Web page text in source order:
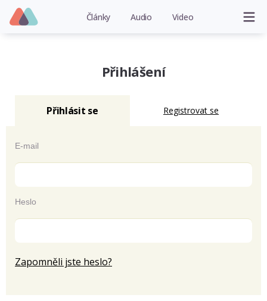
Články Audio Video
Přihlášení
Přihlásit se Registrovat se
E-mail
Heslo
Zapomněli jste heslo?